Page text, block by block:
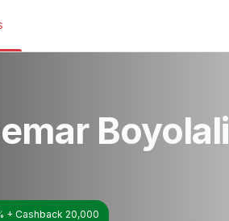
Boyolali
+ Cashback 20,000